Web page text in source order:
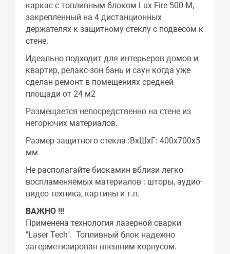
каркас с топливным блоком Lux Fire 500 М,
закрепленный на 4 дистанционных
держателях к защитному стеклу с подвесом к
стене.
Идеально подходит для интерьеров домов и
квартир, релакс-зон бань и саун когда уже
сделан ремонт в помещениях средней
площади от 24 м2
Размещается непосредственно на стене из
негорючих материалов.
Размер защитного стекла :ВхШхГ: 400х700х5
мм
Не располагайте биокамин вблизи легко-
воспламеняемых материалов : шторы, аудио-
видео техника, картины и т.п.
ВАЖНО !!!
Применена технология лазерной сварки
"Laser Tech". Топливный блок надежно
загерметизирован внешним корпусом.